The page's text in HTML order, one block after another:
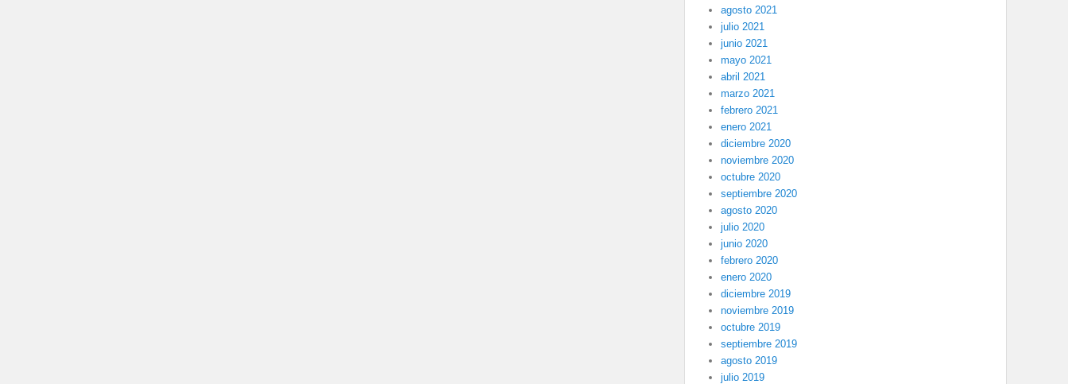
agosto 2021
julio 2021
junio 2021
mayo 2021
abril 2021
marzo 2021
febrero 2021
enero 2021
diciembre 2020
noviembre 2020
octubre 2020
septiembre 2020
agosto 2020
julio 2020
junio 2020
febrero 2020
enero 2020
diciembre 2019
noviembre 2019
octubre 2019
septiembre 2019
agosto 2019
julio 2019